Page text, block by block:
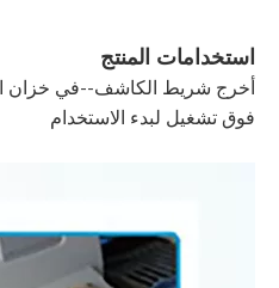
استخدامات المنتج
أخرج شريط الكاشف--في خزان
فوق تشغيل لبدء الاستخدام